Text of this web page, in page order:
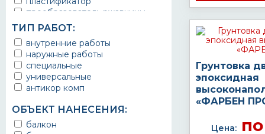
преобразователь ржавчины
эмаль
Краска
Покрытие
грунт эмаль
защитное покрытие
ТИП РАБОТ:
внутренние работы
наружные работы
специальные
универсальные
антикор комп
ОБЪЕКТ НАНЕСЕНИЯ:
балкон
Грунтовка
эпоксидная
«ФАРБЕН
Цена:по